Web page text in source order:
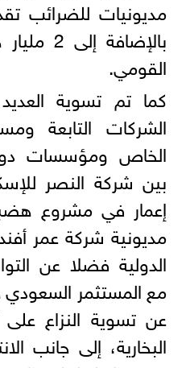
القومي.
كما تم تسوية
الشركات التابعة
الخاص ومؤسسات
بين شركة النصر
إعمار في مشروع
مديونية شركة عمر
الدولية فضلا عن
مع المستثمر
عن تسوية النزاع
البخارية، إلى جانب